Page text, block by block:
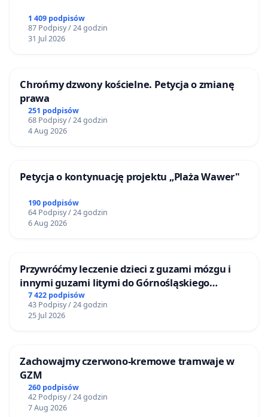
1 409 podpisów
87 Podpisy / 24 godzin
31 Jul 2026
Chrońmy dzwony kościelne. Petycja o zmianę
prawa
251 podpisów
68 Podpisy / 24 godzin
4 Aug 2026
Petycja o kontynuację projektu „Plaża Wawer"
190 podpisów
64 Podpisy / 24 godzin
6 Aug 2026
Przywróćmy leczenie dzieci z guzami mózgu i
innymi guzami litymi do Górnośląskiego
Centrum Zdrowia Dziecka w Katowicach
7 422 podpisów
43 Podpisy / 24 godzin
25 Jul 2026
Zachowajmy czerwono-kremowe tramwaje w
GZM
260 podpisów
42 Podpisy / 24 godzin
7 Aug 2026